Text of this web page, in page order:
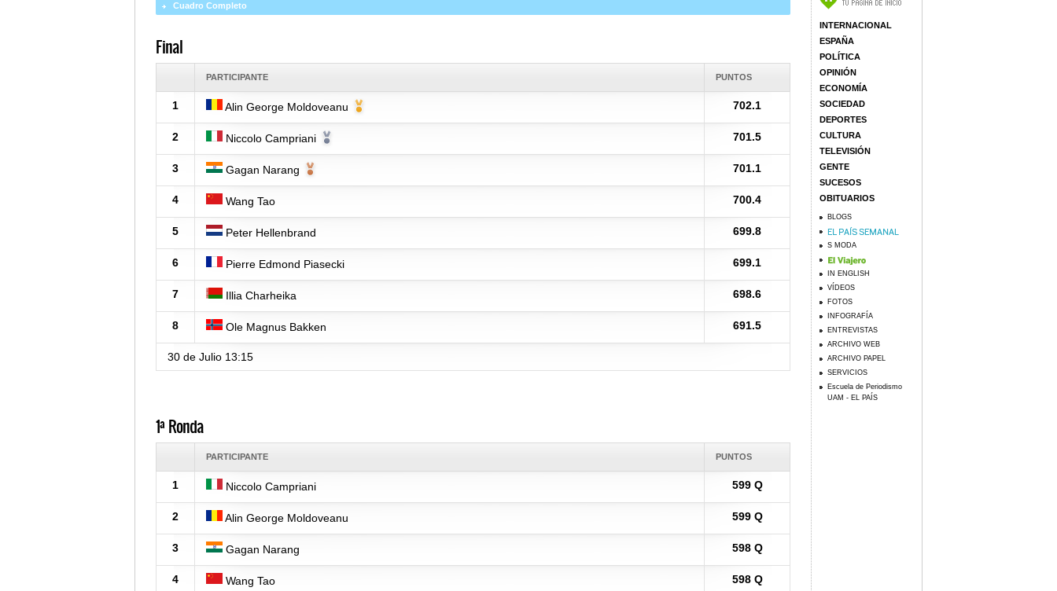
Cuadro Completo
Final
PARTICIPANTE PUNTOS
1 Alin George Moldoveanu 702.1
2 Niccolo Campriani 701.5
3 Gagan Narang 701.1
4 Wang Tao 700.4
5 Peter Hellenbrand 699.8
6 Pierre Edmond Piasecki 699.1
7 Illia Charheika 698.6
8 Ole Magnus Bakken 691.5
30 de Julio 13:15
1ª Ronda
PARTICIPANTE PUNTOS
1 Niccolo Campriani 599 Q
2 Alin George Moldoveanu 599 Q
3 Gagan Narang 598 Q
4 Wang Tao 598 Q
INTERNACIONAL
ESPAÑA
POLÍTICA
OPINIÓN
ECONOMÍA
SOCIEDAD
DEPORTES
CULTURA
TELEVISIÓN
GENTE
SUCESOS
OBITUARIOS
BLOGS
S MODA
IN ENGLISH
VÍDEOS
FOTOS
INFOGRAFÍA
ENTREVISTAS
ARCHIVO WEB
ARCHIVO PAPEL
SERVICIOS
Escuela de Periodismo
UAM - EL PAÍS